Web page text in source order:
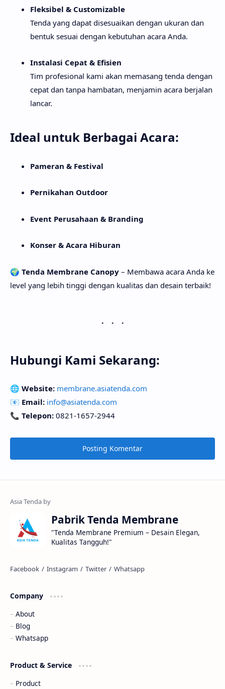
Fleksibel & Customizable
Tenda yang dapat disesuaikan dengan ukuran dan
bentuk sesuai dengan kebutuhan acara Anda.
Instalasi Cepat & Efisien
Tim profesional kami akan memasang tenda dengan
cepat dan tanpa hambatan, menjamin acara berjalan
lancar.
Ideal untuk Berbagai Acara:
Pameran & Festival
Pernikahan Outdoor
Event Perusahaan & Branding
Konser & Acara Hiburan
🌍 Tenda Membrane Canopy – Membawa acara Anda ke
level yang lebih tinggi dengan kualitas dan desain terbaik!
Hubungi Kami Sekarang:
🌐 Website: membrane.asiatenda.com
📧 Email: info@asiatenda.com
📞 Telepon: 0821-1657-2944
Posting Komentar
Pabrik Tenda Membrane
"Tenda Membrane Premium – Desain Elegan,
Kualitas Tangguh!"
Company
About
Blog
Whatsapp
Product & Service
Product